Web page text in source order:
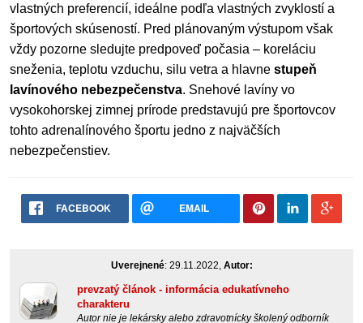
vlastných preferencií, ideálne podľa vlastných zvyklostí a
športových skúseností. Pred plánovaným výstupom však
vždy pozorne sledujte predpoveď počasia – koreláciu
sneženia, teplotu vzduchu, silu vetra a hlavne stupeň
lavínového nebezpečenstva. Snehové lavíny vo
vysokohorskej zimnej prírode predstavujú pre športovcov
tohto adrenalínového športu jedno z najväčších
nebezpečenstiev.
FACEBOOK EMAIL
Uverejnené: 29.11.2022, Autor:
prevzatý článok - informácia edukatívneho
charakteru
Autor nie je lekársky alebo zdravotnícky školený odborník